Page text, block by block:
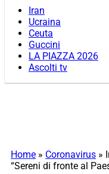
Iran
Ucraina
Ceuta
Guccini
LA PIAZZA 2026
Ascolti tv
Home » Coronavirus »
“Sereni di fronte al